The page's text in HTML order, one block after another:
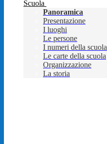
Scuola
Panoramica
Presentazione
I luoghi
Le persone
I numeri della scuola
Le carte della scuola
Organizzazione
La storia